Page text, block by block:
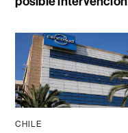
CHILE